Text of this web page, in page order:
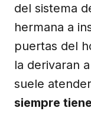
del sistema
hermana a
puertas del
la derivaran
suele
siempre